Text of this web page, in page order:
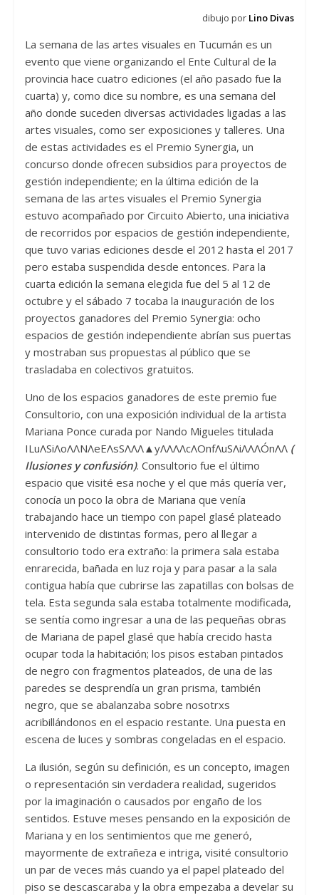
dibujo por Lino Divas
La semana de las artes visuales en Tucumán es un
evento que viene organizando el Ente Cultural de la
provincia hace cuatro ediciones (el año pasado fue la
cuarta) y, como dice su nombre, es una semana del
año donde suceden diversas actividades ligadas a las
artes visuales, como ser exposiciones y talleres. Una
de estas actividades es el Premio Synergia, un
concurso donde ofrecen subsidios para proyectos de
gestión independiente; en la última edición de la
semana de las artes visuales el Premio Synergia
estuvo acompañado por Circuito Abierto, una iniciativa
de recorridos por espacios de gestión independiente,
que tuvo varias ediciones desde el 2012 hasta el 2017
pero estaba suspendida desde entonces. Para la
cuarta edición la semana elegida fue del 5 al 12 de
octubre y el sábado 7 tocaba la inauguración de los
proyectos ganadores del Premio Synergia: ocho
espacios de gestión independiente abrían sus puertas
y mostraban sus propuestas al público que se
trasladaba en colectivos gratuitos.
Uno de los espacios ganadores de este premio fue
Consultorio, con una exposición individual de la artista
Mariana Ponce curada por Nando Migueles titulada
ILuΛSiΛoΛΛNΛeEΛsSΛΛΛ▲yΛΛΛΛcΛOnfΛuSΛiΛΛΛÓnΛΛ (
Ilusiones y confusión). Consultorio fue el último
espacio que visité esa noche y el que más quería ver,
conocía un poco la obra de Mariana que venía
trabajando hace un tiempo con papel glasé plateado
intervenido de distintas formas, pero al llegar a
consultorio todo era extraño: la primera sala estaba
enrarecida, bañada en luz roja y para pasar a la sala
contigua había que cubrirse las zapatillas con bolsas de
tela. Esta segunda sala estaba totalmente modificada,
se sentía como ingresar a una de las pequeñas obras
de Mariana de papel glasé que había crecido hasta
ocupar toda la habitación; los pisos estaban pintados
de negro con fragmentos plateados, de una de las
paredes se desprendía un gran prisma, también
negro, que se abalanzaba sobre nosotrxs
acribillándonos en el espacio restante. Una puesta en
escena de luces y sombras congeladas en el espacio.
La ilusión, según su definición, es un concepto, imagen
o representación sin verdadera realidad, sugeridos
por la imaginación o causados por engaño de los
sentidos. Estuve meses pensando en la exposición de
Mariana y en los sentimientos que me generó,
mayormente de extrañeza e intriga, visité consultorio
un par de veces más cuando ya el papel plateado del
piso se descascaraba y la obra empezaba a develar su